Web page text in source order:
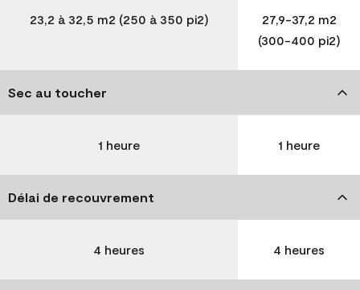
23,2 à 32,5 m2 (250 à 350 pi2)
27,9-37,2 m2
(300-400 pi2)
Sec au toucher
1 heure 1 heure
Délai de recouvrement
4 heures 4 heures